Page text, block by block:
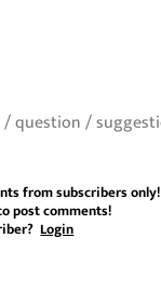
from subscribers only!
post comments!
Login